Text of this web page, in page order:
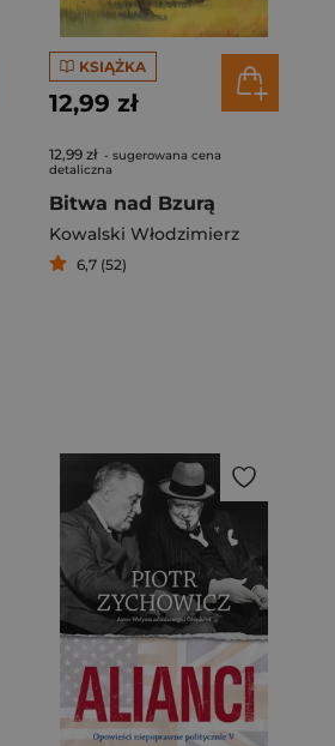
KSIĄŻKA
12,99 zł
12,99 zł - sugerowana cena
detaliczna
Bitwa nad Bzurą
Kowalski Włodzimierz
6,7 (52)